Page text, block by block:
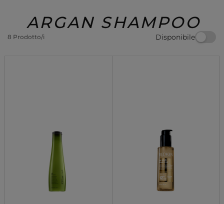
Regalo
ARGAN SHAMPOO
8 Prodotto/i Disponibile